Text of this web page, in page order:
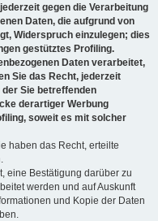
gegen die Verarbeitung
Daten, die aufgrund von
Widerspruch einzulegen; dies
gestütztes Profiling.
Daten verarbeitet,
Sie das Recht, jederzeit
Sie betreffenden
derartiger Werbung
soweit es mit solcher
haben das Recht, erteilte
eine Bestätigung darüber zu
werden und auf Auskunft
und Kopie der Daten